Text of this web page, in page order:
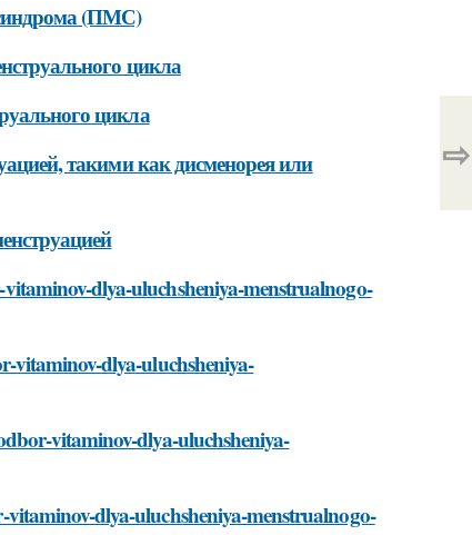
(ПМС)
цикла
цикла
такими как дисменорея или
dlya-uluchsheniya-menstrualnogo-
vitaminov-dlya-uluchsheniya-
vitaminov-dlya-uluchsheniya-
dlya-uluchsheniya-menstrualnogo-
⇨